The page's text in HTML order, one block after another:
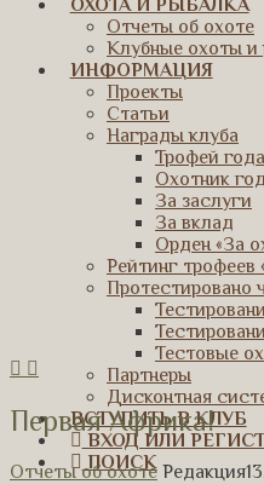
ОХОТА И РЫБАЛКА
Отчеты об охоте
Клубные охоты и
ИНФОРМАЦИЯ
Проекты
Статьи
Награды клуба
Трофей года
Охотник
За заслуги
За вклад
Орден «За
Рейтинг трофеев
Протестировано
Тестовые
Партнеры
Дисконтная
ВСТУПИТЬ В КЛУБ
ВХОД ИЛИ
ПОИСК
Первая Африка!
Отчеты об охоте Редакция